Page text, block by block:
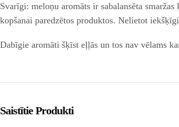
Svarīgi: meloņu aromāts ir sabalansēta
kopšanai paredzētos produktos. Nelietot
Dabīgie aromāti šķīst eļļās un tos nav vēlams
Saistītie Produkti